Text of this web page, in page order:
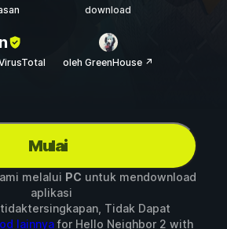
download
oleh GreenHouse ↗
Mulai
melalui PC untuk mendownload
aplikasi
Tidak Dapat
lainnyafor Hello Neighbor 2 with